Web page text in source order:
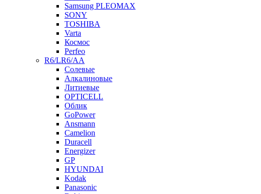
Samsung PLEOMAX
SONY
TOSHIBA
Varta
Космос
Perfeo
R6/LR6/AA
Солевые
Алкалиновые
Литиевые
OPTICELL
Облик
GoPower
Ansmann
Camelion
Duracell
Energizer
GP
HYUNDAI
Kodak
Panasonic